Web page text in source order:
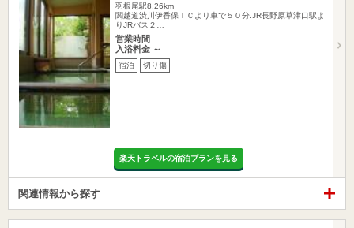
羽根尾駅8.26km
関越道渋川伊香保ＩＣより車で５０分.JR長野原草津口駅よ
りJRバス２…
営業時間
入浴料金 ～
宿泊 切り傷
楽天トラベルの宿泊プランを見る
関連情報から探す